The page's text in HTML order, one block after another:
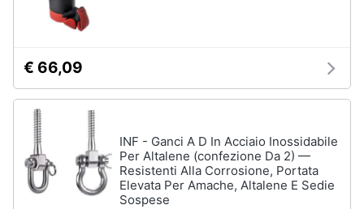
€ 66,09
INF - Ganci A D In Acciaio Inossidabile
Per Altalene (confezione Da 2) —
Resistenti Alla Corrosione, Portata
Elevata Per Amache, Altalene E Sedie
Sospese